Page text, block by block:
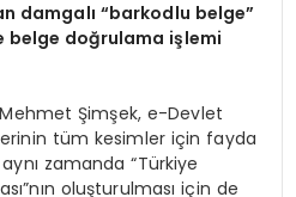
damgalı “barkodlu belge”
doğrulama işlemi
Şimşek, e-Devlet
tüm kesimler için fayda
zamanda “Türkiye
oluşturulması için de